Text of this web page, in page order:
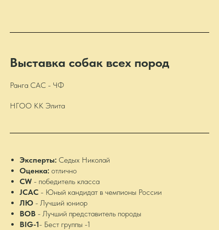
Выставка собак всех пород
Ранга САС - ЧФ
НГОО КК Элита
Эксперты: Седых Николай
Оценка: отлично
CW - победитель класса
JCAC - Юный кандидат в чемпионы России
ЛЮ - Лучший юниор
BOB - Лучший представитель породы
BIG-1- Бест группы -1